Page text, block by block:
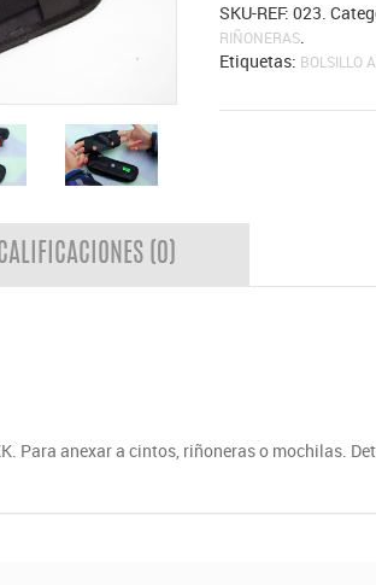
SKU-REF: 023.
RIÑONERAS.
Etiquetas: BOLSILLO
(0)
Para anexar a cintos, riñoneras o mochilas.